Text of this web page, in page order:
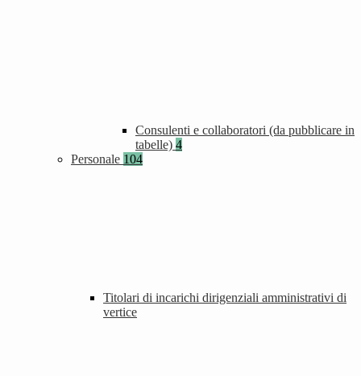
Consulenti e collaboratori (da pubblicare in
tabelle) 4
Personale 104
Titolari di incarichi dirigenziali amministrativi di
vertice